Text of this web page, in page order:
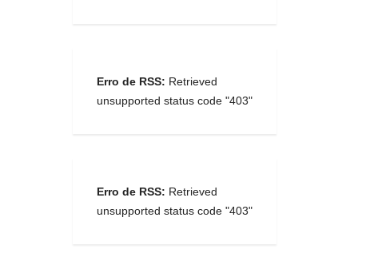
Erro de RSS: Retrieved
unsupported status code "403"
Erro de RSS: Retrieved
unsupported status code "403"